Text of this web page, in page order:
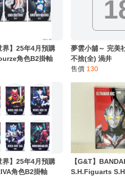
界】25年4月預購
角色B2掛軸
限制級
夢雲小舖～ 完美
不捨(全) 渦井
售價 130